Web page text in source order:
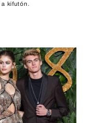
kifutón.